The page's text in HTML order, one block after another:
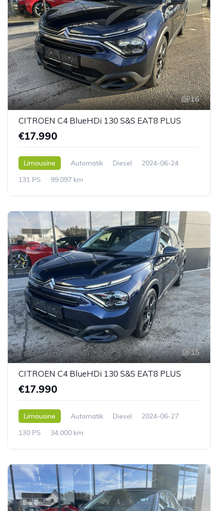
16
CITROEN C4 BlueHDi 130 S&S EAT8 PLUS
€17.990
Limousine Automatik Diesel
2024-06-24
131 PS
99.097 km
15
CITROEN C4 BlueHDi 130 S&S EAT8 PLUS
€17.990
Limousine Automatik Diesel
2024-06-27
130 PS
34.000 km